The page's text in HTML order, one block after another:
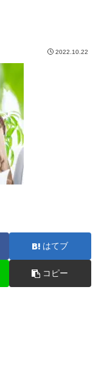
2022.10.22
はてブ
コピー